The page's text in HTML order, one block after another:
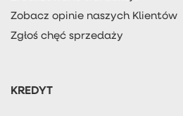
Zobacz opinie naszych Klientów
Zgłoś chęć sprzedaży
KREDYT